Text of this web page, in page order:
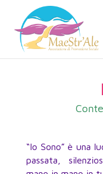
“Io Sono” è una
passata,